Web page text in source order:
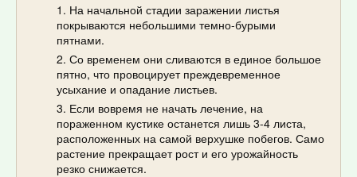
На начальной стадии заражении листья
покрываются небольшими темно-бурыми
пятнами.
Со временем они сливаются в единое большое
пятно, что провоцирует преждевременное
усыхание и опадание листьев.
Если вовремя не начать лечение, на
пораженном кустике останется лишь 3-4 листа,
расположенных на самой верхушке побегов. Само
растение прекращает рост и его урожайность
резко снижается.